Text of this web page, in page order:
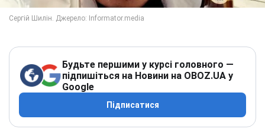
Будьте першими у курсі головного —
підпишіться на Новини на OBOZ.UA у
Google
Підписатися